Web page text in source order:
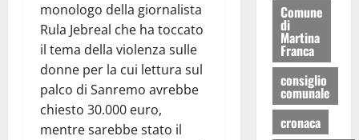
monologo della giornalista
Rula Jebreal che ha toccato
il tema della violenza sulle
donne per la cui lettura sul
palco di Sanremo avrebbe
chiesto 30.000 euro,
mentre sarebbe stato il
Comune
di
Martina
Franca
consiglio
comunale
cronaca